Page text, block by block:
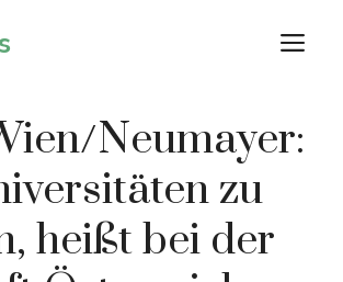
Neumayer:
zu
heißt bei der